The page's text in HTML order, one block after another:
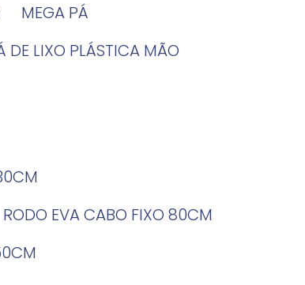
MEGA PÁ
DE LIXO PLÁSTICA MÃO
RODO EVA CABO FIXO 80CM